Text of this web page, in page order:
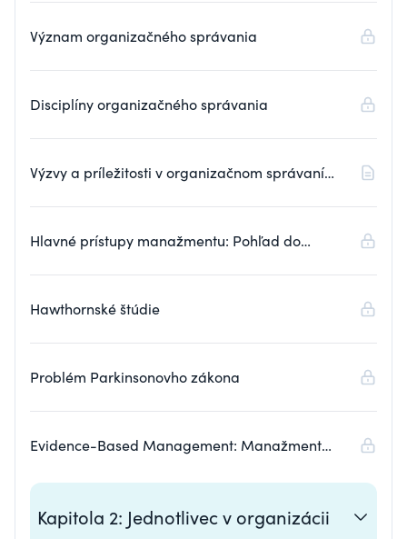
Význam organizačného správania
Disciplíny organizačného správania
Výzvy a príležitosti v organizačnom správaní
Hlavné prístupy manažmentu: Pohľad do
Hawthornské štúdie
Problém Parkinsonovho zákona
Evidence-Based Management: Manažment
Kapitola 2: Jednotlivec v organizácii